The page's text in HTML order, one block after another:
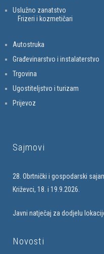
Uslužno zanatstvo
Frizeri i kozmetičari
Autostruka
Građevinarstvo i instalaterstvo
Trgovina
Ugostiteljstvo i turizam
Prijevoz
Sajmovi
28. Obrtnički i gospodarski
Križevci, 18. i 19.9.2026.
Javni natječaj za dodjelu
Novosti